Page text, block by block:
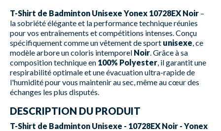
T-Shirt de Badminton Unisexe Yonex 10728EX Noir –
la sobriété élégante et la performance technique réunies
pour vos entraînements et compétitions intenses. Conçu
spécifiquement comme un vêtement de sport unisexe , ce
modèle arbore un coloris intemporel Noir . Grâce à sa
composition technique en 100% Polyester , il garantit une
respirabilité optimale et une évacuation ultra-rapide de
l'humidité pour vous maintenir au sec, même au cœur des
échanges les plus disputés.
DESCRIPTION DU PRODUIT
T-Shirt de Badminton Unisexe - 10728EX Noir - Yonex